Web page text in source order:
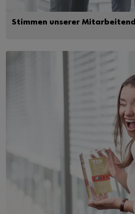
Stimmen unserer